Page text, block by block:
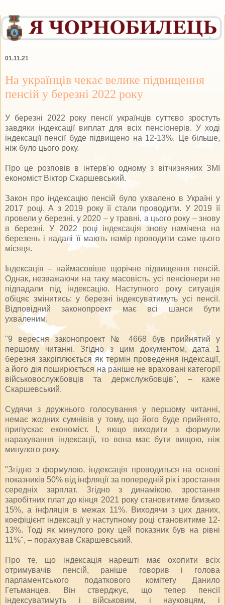
01.11.21
На українців чекає велике підвищення
пенсій у березні 2022 року
У березні 2022 року пенсії українців суттєво зростуть
завдяки індексації виплат для всіх пенсіонерів. У ході
індексації пенсії буде підвищено на 12-13%. Це більше,
ніж було цього року.
Про це розповів в інтерв'ю одному з вітчизняних ЗМІ
економіст Віктор Скаршевський.
Закон про індексацію пенсій було ухвалено в Україні у
2017 році. А з 2019 року її стали проводити. У 2019 її
провели у березні, у 2020 – у травні, а цього року – знову
в березні. У 2022 році індексація знову намічена на
березень і надалі її мають намір проводити саме цього
місяця.
Індексація – наймасовіше щорічне підвищення пенсій.
Однак, незважаючи на таку масовість, усі пенсіонери не
підпадали під індексацію. Наступного року ситуація
обіцяє змінитись: у березні індексуватимуть усі пенсії.
Відповідний законопроект має всі шанси бути
ухваленим.
"9 вересня законопроект № 4668 був прийнятий у
першому читанні. Згідно з цим документом, дата 1
березня закріплюється як термін проведення індексації,
а його дія поширюється на раніше не враховані категорії
військовослужбовців та держслужбовців", – каже
Скаршевський.
Судячи з дружнього голосування у першому читанні,
немає жодних сумнівів у тому, що його буде прийнято,
припускає економіст. І, якщо виходити з формули
нарахування індексації, то вона має бути вищою, ніж
минулого року.
"Згідно з формулою, індексація проводиться на основі
показників 50% від інфляції за попередній рік і зростання
середніх зарплат. Згідно з динамікою, зростання
заробітних плат до кінця 2021 року становитиме близько
15%, а інфляція в межах 11%. Виходячи з цих даних,
коефіцієнт індексації у наступному році становитиме 12-
13%. Тоді як минулого року цей показник був на рівні
11%", – порахував Скаршевський.
Про те, що індексація нарешті має охопити всіх
отримувачів пенсій, раніше говорив і голова
парламентського податкового комітету Данило
Гетьманцев. Він стверджує, що тепер пенсії
індексуватимуть і військовим, і науковцям, і